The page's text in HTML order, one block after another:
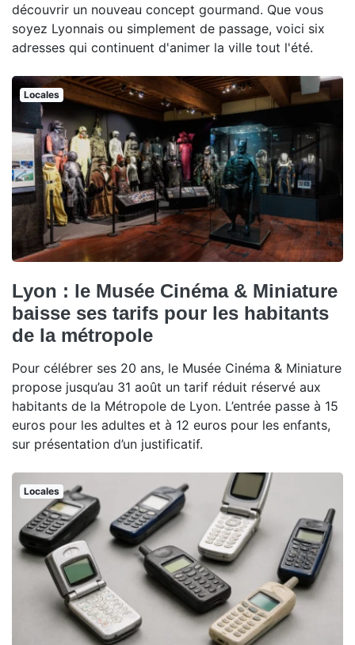
découvrir un nouveau concept gourmand. Que vous
soyez Lyonnais ou simplement de passage, voici six
adresses qui continuent d'animer la ville tout l'été.
Locales
Lyon : le Musée Cinéma & Miniature
baisse ses tarifs pour les habitants
de la métropole
Pour célébrer ses 20 ans, le Musée Cinéma & Miniature
propose jusqu’au 31 août un tarif réduit réservé aux
habitants de la Métropole de Lyon. L’entrée passe à 15
euros pour les adultes et à 12 euros pour les enfants,
sur présentation d’un justificatif.
Locales